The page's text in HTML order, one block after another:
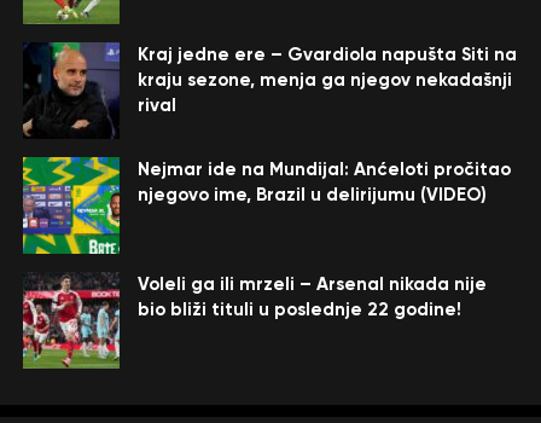
Kraj jedne ere – Gvardiola napušta Siti na
kraju sezone, menja ga njegov nekadašnji
rival
Nejmar ide na Mundijal: Anćeloti pročitao
njegovo ime, Brazil u delirijumu (VIDEO)
Voleli ga ili mrzeli – Arsenal nikada nije
bio bliži tituli u poslednje 22 godine!